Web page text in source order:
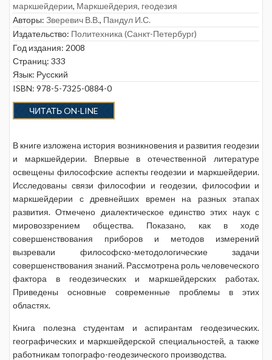
маркшейдерии, Маркшейдерия, геодезия
Авторы: Зверевич В.В., Пандул И.С.
Издательство: Политехника (Санкт-Петербург)
Год издания: 2008
Страниц: 333
Язык: Русский
ISBN: 978-5-7325-0884-0
ЧИТАТЬ ON-LINE
В книге изложена история возникновения и развития геодезии
и маркшейдерии. Впервые в отечественной литературе
освещены философские аспекты геодезии и маркшейдерии.
Исследованы связи философии и геодезии, философии и
маркшейдерии с древнейших времен на разных этапах
развития. Отмечено диалектическое единство этих наук с
мировоззрением общества. Показано, как в ходе
совершенствования приборов и методов измерений
вызревали философско-методологические задачи
совершенствования знаний. Рассмотрена роль человеческого
фактора в геодезических и маркшейдерских работах.
Приведены основные современные проблемы в этих
областях.
Книга полезна студентам и аспирантам геодезических.
географических и маркшейдерской специальностей, а также
работникам топографо-геодезического производства.